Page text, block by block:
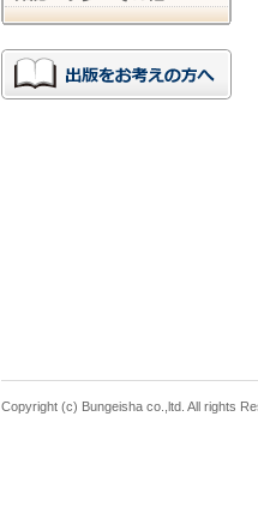
Copyright (c) Bungeisha co.,ltd. All rights